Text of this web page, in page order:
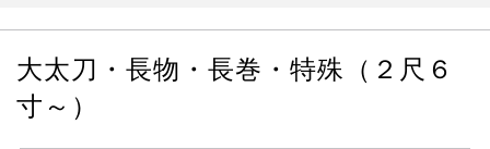
大太刀・長物・長巻・特殊（２尺６
寸～）